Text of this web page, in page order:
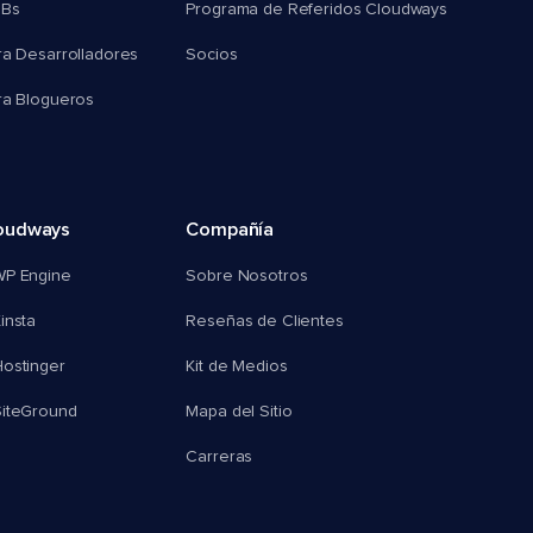
Desarrolladores
Blogueros
Programa de Referidos Cloudways
Socios
Engine
Compañía
Sobre Nosotros
Reseñas de Clientes
Kit de Medios
Mapa del Sitio
Carreras